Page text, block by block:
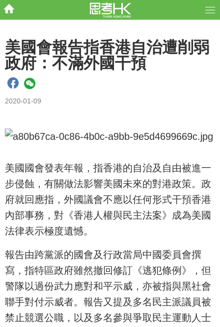
美國會報告指香港自治遭削弱
政府：不滿外國干預
2020-01-09
美國國會發表年報，指香港的自治及自由被進一
步侵蝕，有關做法影響美國未來的對港政策。政
府就回應指，外國議會不應以任何形式干預香港
內部事務，對《香港人權與民主法案》成為美國
法律表示極度遺憾。
報告由跨黨派的國會及行政當局中國委員會撰
寫，指特區政府雖然撤回修訂《逃犯條例》，但
警隊以過份武力應對和平示威，亦被指與黑社會
聯手對付示威者。報告又提及多名民主派議員被
禁止競選公職，以及多名參與爭取民主運動人士